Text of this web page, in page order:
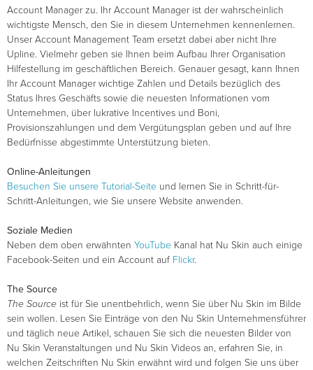
Account Manager zu. Ihr Account Manager ist der wahrscheinlich
wichtigste Mensch, den Sie in diesem Unternehmen kennenlernen.
Unser Account Management Team ersetzt dabei aber nicht Ihre
Upline. Vielmehr geben sie Ihnen beim Aufbau Ihrer Organisation
Hilfestellung im geschäftlichen Bereich. Genauer gesagt, kann Ihnen
Ihr Account Manager wichtige Zahlen und Details bezüglich des
Status Ihres Geschäfts sowie die neuesten Informationen vom
Unternehmen, über lukrative Incentives und Boni,
Provisionszahlungen und dem Vergütungsplan geben und auf Ihre
Bedürfnisse abgestimmte Unterstützung bieten.
Online-Anleitungen
Besuchen Sie unsere Tutorial-Seite und lernen Sie in Schritt-für-
Schritt-Anleitungen, wie Sie unsere Website anwenden.
Soziale Medien
Neben dem oben erwähnten YouTube Kanal hat Nu Skin auch einige
Facebook-Seiten und ein Account auf Flickr.
The Source
The Source ist für Sie unentbehrlich, wenn Sie über Nu Skin im Bilde
sein wollen. Lesen Sie Einträge von den Nu Skin Unternehmensführer
und täglich neue Artikel, schauen Sie sich die neuesten Bilder von
Nu Skin Veranstaltungen und Nu Skin Videos an, erfahren Sie, in
welchen Zeitschriften Nu Skin erwähnt wird und folgen Sie uns über